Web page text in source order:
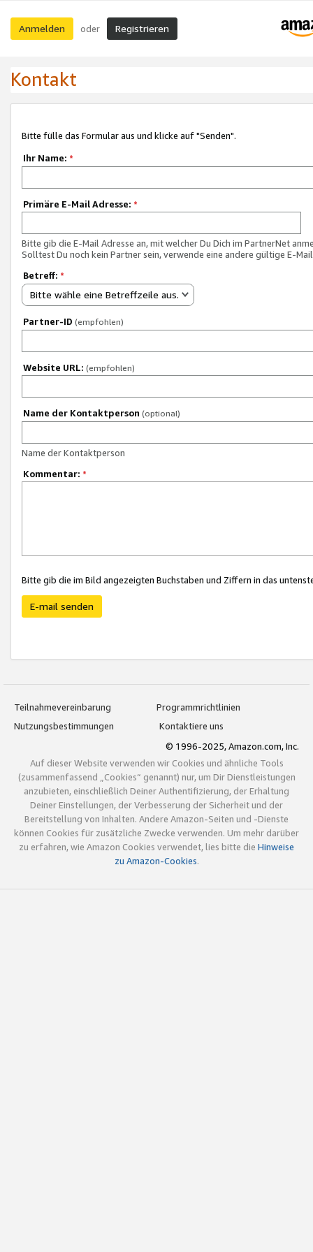
Anmelden oder Registrieren
Kontakt
Bitte fülle das Formular aus und klicke auf "Senden".
Ihr Name: *
Primäre E-Mail Adresse: *
Bitte gib die E-Mail Adresse an, mit welcher Du Dich im PartnerNet
Solltest Du noch kein Partner sein, verwende eine andere gültige E-
Betreff: *
Bitte wähle eine Betreffzeile aus.
Partner-ID (empfohlen)
Website URL: (empfohlen)
Name der Kontaktperson (optional)
Name der Kontaktperson
Kommentar: *
Bitte gib die im Bild angezeigten Buchstaben und Ziffern in das
E-mail senden
Teilnahmevereinbarung
Programmrichtlinien
Nutzungsbestimmungen
Kontaktiere uns
© 1996-2025, Amazon.com, Inc.
Auf dieser Website verwenden wir Cookies und ähnliche Tools
(zusammenfassend „Cookies“ genannt) nur, um Dir Dienstleistungen
anzubieten, einschließlich Deiner Authentifizierung, der Erhaltung
Deiner Einstellungen, der Verbesserung der Sicherheit und der
Bereitstellung von Inhalten. Andere Amazon-Seiten und -Dienste
können Cookies für zusätzliche Zwecke verwenden. Um mehr darüber
zu erfahren, wie Amazon Cookies verwendet, lies bitte die Hinweise
zu Amazon-Cookies.